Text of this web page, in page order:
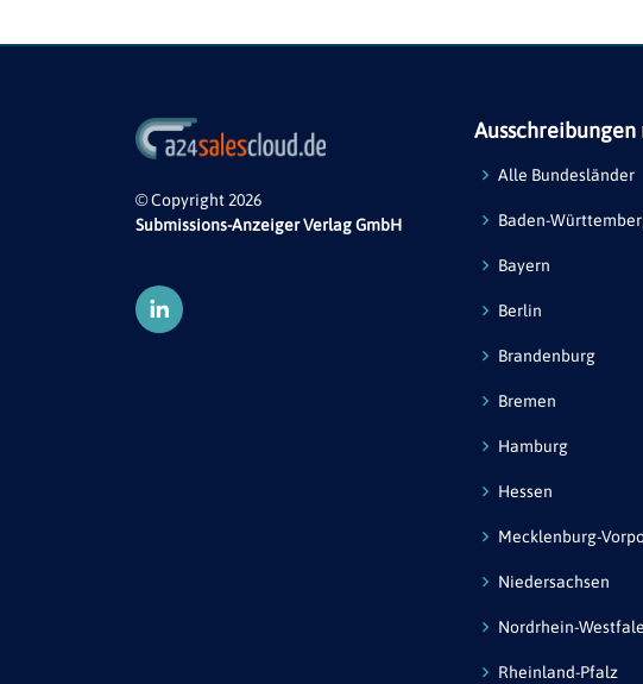
© Copyright 2026
Submissions-Anzeiger Verlag GmbH
Ausschreibungen
Alle Bundesländer
Baden-
Bayern
Berlin
Brandenburg
Bremen
Hamburg
Hessen
Mecklenburg-
Niedersachsen
Nordrhein-
Rheinland-Pfalz